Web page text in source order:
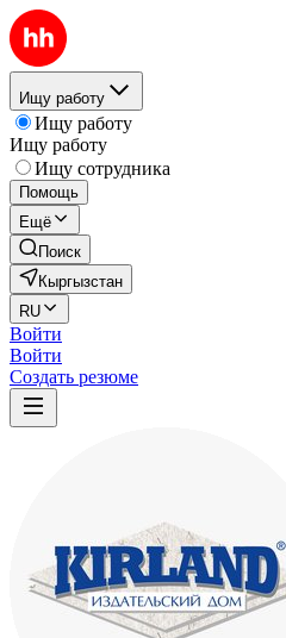
Ищу работу
Ищу работу
Ищу работу
Ищу сотрудника
Помощь
Ещё
Поиск
Кыргызстан
RU
Войти
Войти
Создать резюме